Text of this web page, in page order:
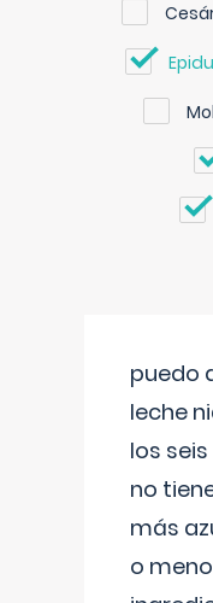
puedo
leche
los
no
más
o